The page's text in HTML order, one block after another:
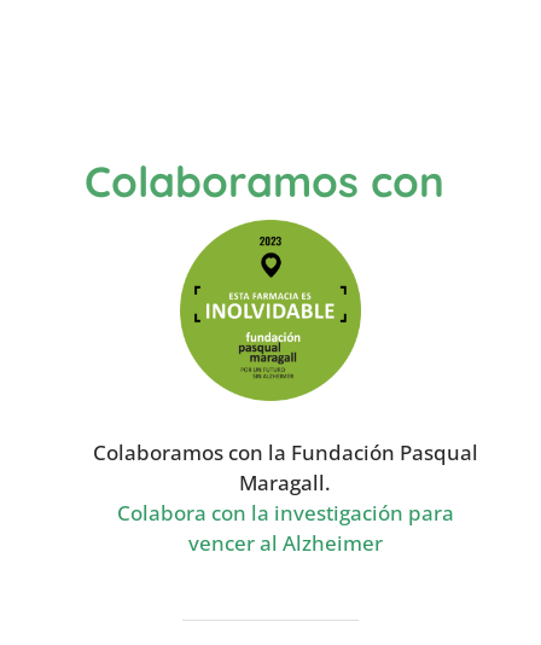
Colaboramos con
Colaboramos con la Fundación Pasqual
Maragall.
Colabora con la investigación para
vencer al Alzheimer